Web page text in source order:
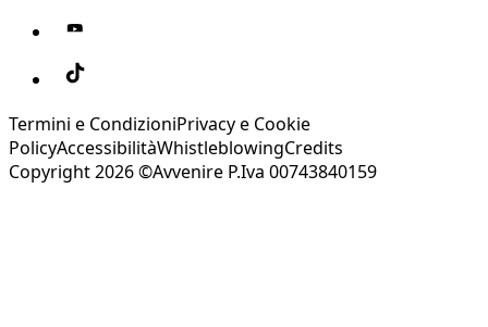
Termini e CondizioniPrivacy e Cookie
PolicyAccessibilitàWhistleblowingCredits
Copyright 2026 ©Avvenire P.Iva 00743840159